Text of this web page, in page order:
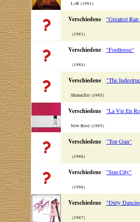
L+R (1981)
Verschiedene "Greatest
(1981)
Verschiedene "Footloose"
(1984)
Verschiedene "The
Shanachie (1985)
Verschiedene "La Vie En
New Rose (1985)
Verschiedene "Top Gun"
(1986)
Verschiedene "Sun City"
(1986)
Verschiedene "Dirty
(1987)